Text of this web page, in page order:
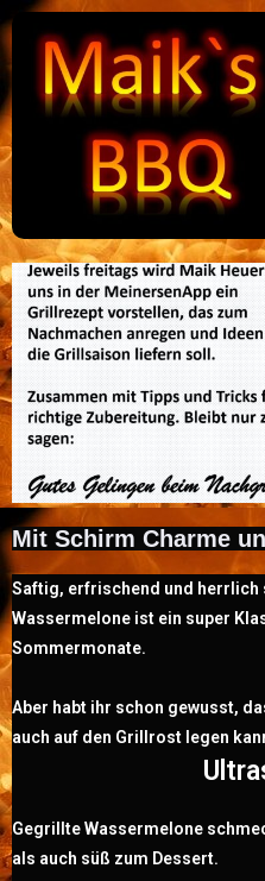
Mit Schirm Charme
Saftig, erfrischend und herrlich
Wassermelone ist ein super
Sommermonate.
Aber habt ihr schon gewusst,
auch auf den Grillrost legen
Gegrillte Wassermelone
als auch süß zum Dessert.